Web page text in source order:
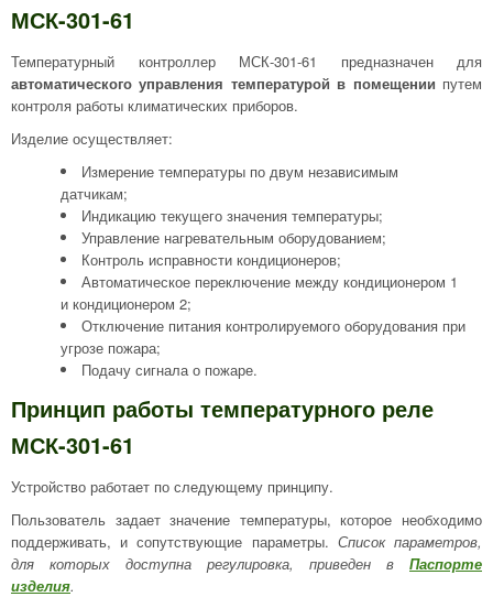
МСК-301-61
Температурный контроллер МСК-301-61 предназначен для
автоматического управления температурой в помещении путем
контроля работы климатических приборов.
Изделие осуществляет:
Измерение температуры по двум независимым
датчикам;
Индикацию текущего значения температуры;
Управление нагревательным оборудованием;
Контроль исправности кондиционеров;
Автоматическое переключение между кондиционером 1
и кондиционером 2;
Отключение питания контролируемого оборудования при
угрозе пожара;
Подачу сигнала о пожаре.
Принцип работы температурного реле
МСК-301-61
Устройство работает по следующему принципу.
Пользователь задает значение температуры, которое необходимо
поддерживать, и сопутствующие параметры. Список параметров,
для которых доступна регулировка, приведен в Паспорте
изделия.